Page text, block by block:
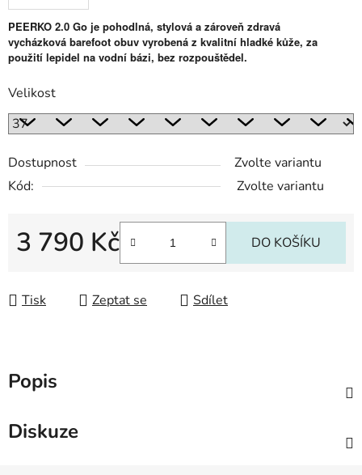
PEERKO 2.0 Go je pohodlná, stylová a zároveň zdravá
vycházková barefoot obuv vyrobená z kvalitní hladké kůže, za
použití lepidel na vodní bázi, bez rozpouštědel.
Velikost
Dostupnost
Zvolte variantu
Kód:
Zvolte variantu
3 790 Kč DO KOŠÍKU
Tisk Zeptat se Sdílet
Popis
Diskuze